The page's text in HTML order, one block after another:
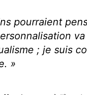
pourraient
; je suis
»